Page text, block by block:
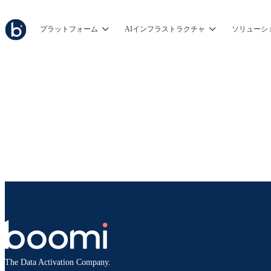
プラットフォーム AIインフラストラクチャ ソリューシ
The Data Activation Company.